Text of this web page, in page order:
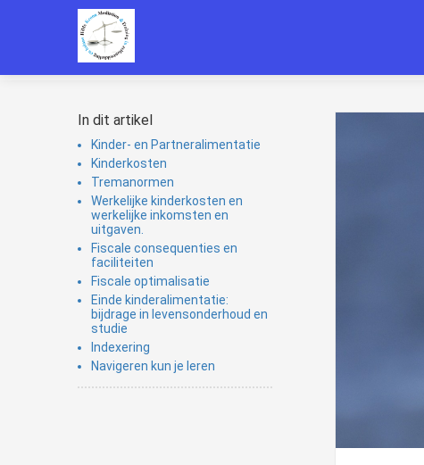
In dit artikel
Kinder- en Partneralimentatie
Kinderkosten
Tremanormen
Werkelijke kinderkosten en
werkelijke inkomsten en
uitgaven.
Fiscale consequenties en
faciliteiten
Fiscale optimalisatie
Einde kinderalimentatie:
bijdrage in levensonderhoud en
studie
Indexering
Navigeren kun je leren